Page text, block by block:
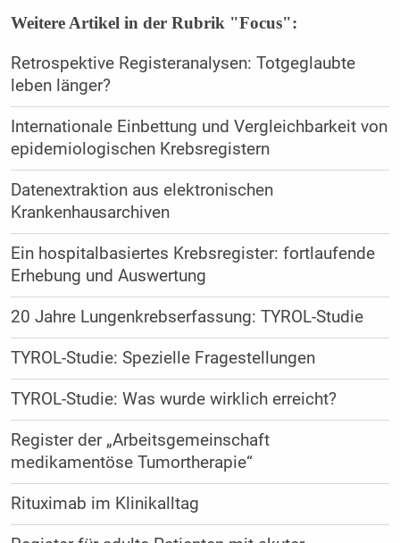
Weitere Artikel in der Rubrik "Focus":
Retrospektive Registeranalysen: Totgeglaubte
leben länger?
Internationale Einbettung und Vergleichbarkeit von
epidemiologischen Krebsregistern
Datenextraktion aus elektronischen
Krankenhausarchiven
Ein hospitalbasiertes Krebsregister: fortlaufende
Erhebung und Auswertung
20 Jahre Lungenkrebserfassung: TYROL-Studie
TYROL-Studie: Spezielle Fragestellungen
TYROL-Studie: Was wurde wirklich erreicht?
Register der „Arbeitsgemeinschaft
medikamentöse Tumortherapie“
Rituximab im Klinikalltag